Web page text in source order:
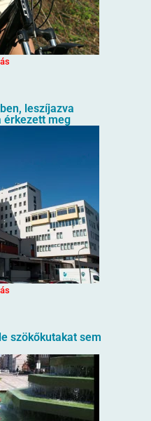
leszíjazva
érkezett meg
szökőkutakat sem